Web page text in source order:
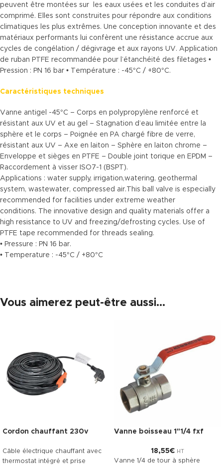
peuvent être montées sur les eaux usées et les conduites d’air
comprimé. Elles sont construites pour répondre aux conditions
climatiques les plus extrêmes. Une conception innovante et des
matériaux performants lui confèrent une résistance accrue aux
cycles de congélation / dégivrage et aux rayons UV. Application
de ruban PTFE recommandée pour l’étanchéité des filetages •
Pression : PN 16 bar • Température : -45°C / +80°C.
Caractéristiques techniques
Vanne antigel -45°C – Corps en polypropylène renforcé et
résistant aux UV et au gel – Stagnation d’eau limitée entre la
sphère et le corps – Poignée en PA chargé fibre de verre,
résistant aux UV – Axe en laiton – Sphère en laiton chrome –
Enveloppe et sièges en PTFE – Double joint torique en EPDM –
Raccordement à visser ISO7-1 (BSPT).
Applications : water supply, irrigation,watering, geothermal
system, wastewater, compressed air.This ball valve is especially
recommended for facilities under extreme weather
conditions. The innovative design and quality materials offer a
high resistance to UV and freezing/defrosting cycles. Use of
PTFE tape recommended for threads sealing.
• Pressure : PN 16 bar.
• Temperature : -45°C / +80°C
Vous aimerez peut-être aussi…
Cordon chauffant 230v
Câble électrique chauffant avec
thermostat intégré et prise
Vanne boisseau 1″1/4 fxf
18,55€ HT
Vanne 1/4 de tour à sphère